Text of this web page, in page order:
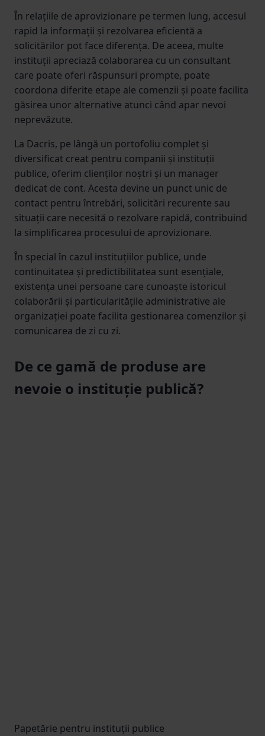
În relațiile de aprovizionare pe termen lung, accesul
rapid la informații și rezolvarea eficientă a
solicitărilor pot face diferența. De aceea, multe
instituții apreciază colaborarea cu un consultant
care poate oferi răspunsuri prompte, poate
coordona diferite etape ale comenzii și poate facilita
găsirea unor alternative atunci când apar nevoi
neprevăzute.
La Dacris, pe lângă un portofoliu complet și
diversificat creat pentru companii și instituții
publice, oferim clienților noștri și un manager
dedicat de cont. Acesta devine un punct unic de
contact pentru întrebări, solicitări recurente sau
situații care necesită o rezolvare rapidă, contribuind
la simplificarea procesului de aprovizionare.
În special în cazul instituțiilor publice, unde
continuitatea și predictibilitatea sunt esențiale,
existența unei persoane care cunoaște istoricul
colaborării și particularitățile administrative ale
organizației poate facilita gestionarea comenzilor și
comunicarea de zi cu zi.
De ce gamă de produse are
nevoie o instituție publică?
Papetărie pentru instituții publice